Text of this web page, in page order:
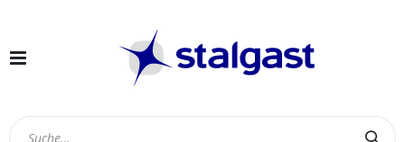
Navigation